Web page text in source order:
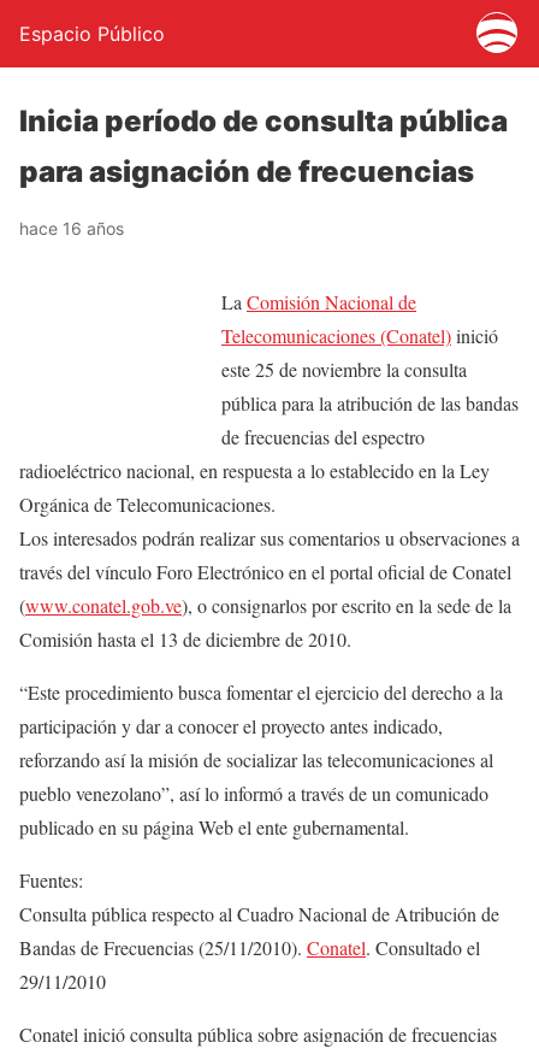
Espacio Público
Inicia período de consulta pública
para asignación de frecuencias
hace 16 años
La Comisión Nacional de
Telecomunicaciones (Conatel)inició
este 25 de noviembre la consulta
pública para la atribución de las bandas
de frecuencias del espectro
radioeléctrico nacional, en respuesta a lo establecido en la Ley
Orgánica de Telecomunicaciones.
Los interesados podrán realizar sus comentarios u observaciones a
través del vínculo Foro Electrónico en el portal oficial de Conatel
(www.conatel.gob.ve), o consignarlos por escrito en la sede de la
Comisión hasta el 13 de diciembre de 2010.
“Este procedimiento busca fomentar el ejercicio del derecho a la
participación y dar a conocer el proyecto antes indicado,
reforzando así la misión de socializar las telecomunicaciones al
pueblo venezolano”, así lo informó a través de un comunicado
publicado en su página Web el ente gubernamental.
Fuentes:
Consulta pública respecto al Cuadro Nacional de Atribución de
Bandas de Frecuencias (25/11/2010). Conatel. Consultado el
29/11/2010
Conatel inició consulta pública sobre asignación de frecuencias